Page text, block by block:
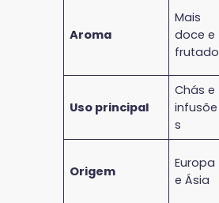
Aroma
Mais
doce e
frutado
Uso principal
Chás e
infusõe
s
Origem
Europa
e Ásia